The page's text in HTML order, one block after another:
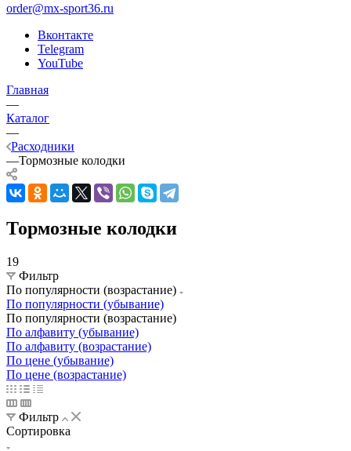
order@mx-sport36.ru
Вконтакте
Telegram
YouTube
Главная
—
Каталог
—
Расходники
—Тормозные колодки
Тормозные колодки
19
Фильтр
По популярности (возрастание)
По популярности (убывание)
По популярности (возрастание)
По алфавиту (убывание)
По алфавиту (возрастание)
По цене (убывание)
По цене (возрастание)
Фильтр
Сортировка